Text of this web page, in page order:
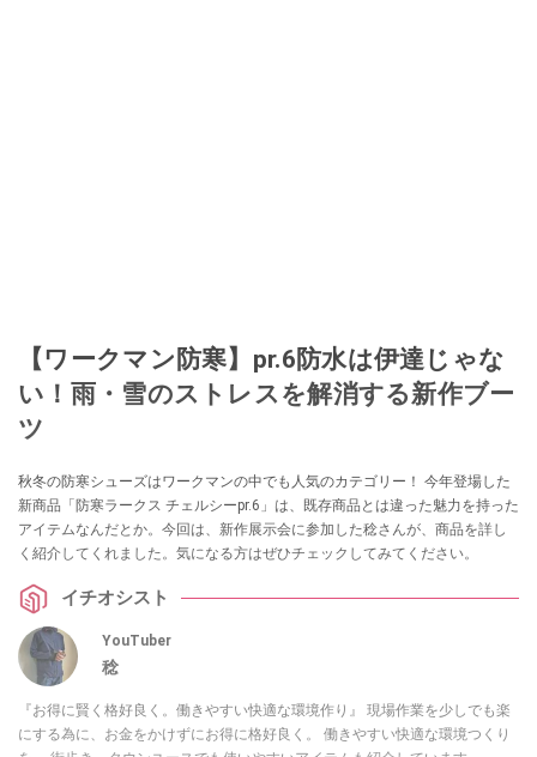
【ワークマン防寒】pr.6防水は伊達じゃな
い！雨・雪のストレスを解消する新作ブー
ツ
秋冬の防寒シューズはワークマンの中でも人気のカテゴリー！ 今年登場した
新商品「防寒ラークス チェルシーpr.6」は、既存商品とは違った魅力を持った
アイテムなんだとか。今回は、新作展示会に参加した稔さんが、商品を詳し
く紹介してくれました。気になる方はぜひチェックしてみてください。
イチオシスト
YouTuber
稔
『お得に賢く格好良く。働きやすい快適な環境作り』 現場作業を少しでも楽
にする為に、お金をかけずにお得に格好良く。 働きやすい快適な環境つくり